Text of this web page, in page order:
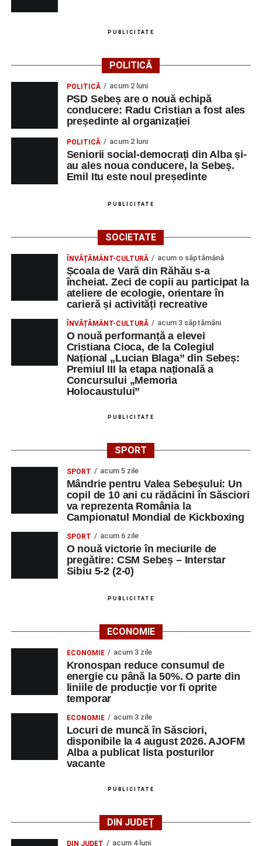
iluminatului public pe timpul nopții, în contextul
apelului la economii al Guvernului Bolojan
Duminică, 23 august 2026, Râpa Roșie găzduiește
cea de-a III-a ediție a concursului „CicloAventurier
de Sebeș”
Primul concert din cadrul String Symphonic Camp
2026 a adus emoție și aplauze la Sebeș
PUBLICITATE
POLITICĂ
POLITICĂ acum 2 luni
PSD Sebeș are o nouă echipă
conducere: Radu Cristian a fost ales
președinte al organizației
POLITICĂ acum 2 luni
Seniorii social-democrați din Alba și-
au ales noua conducere, la Sebeș.
Emil Itu este noul președinte
PUBLICITATE
SOCIETATE
ÎNVĂȚĂMÂNT-CULTURĂ acum o săptămână
Școala de Vară din Răhău s-a
încheiat. Zeci de copii au participat la
ateliere de ecologie, orientare în
carieră și activități recreative
ÎNVĂȚĂMÂNT-CULTURĂ acum 3 săptămâni
O nouă performanță a elevei
Cristiana Cioca, de la Colegiul
Național „Lucian Blaga” din Sebeș:
Premiul III la etapa națională a
Concursului „Memoria
Holocaustului”
PUBLICITATE
SPORT
SPORT acum 5 zile
Mândrie pentru Valea Sebeșului: Un
copil de 10 ani cu rădăcini în Săsciori
va reprezenta România la
Campionatul Mondial de Kickboxing
SPORT acum 6 zile
O nouă victorie în meciurile de
pregătire: CSM Sebeș – Interstar
Sibiu 5-2 (2-0)
PUBLICITATE
ECONOMIE
ECONOMIE acum 3 zile
Kronospan reduce consumul de
energie cu până la 50%. O parte din
liniile de producție vor fi oprite
temporar
ECONOMIE acum 3 zile
Locuri de muncă în Săsciori,
disponibile la 4 august 2026. AJOFM
Alba a publicat lista posturilor
vacante
PUBLICITATE
DIN JUDEȚ
DIN JUDEȚ acum 4 luni